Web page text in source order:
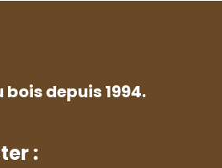
depuis 1994.
: